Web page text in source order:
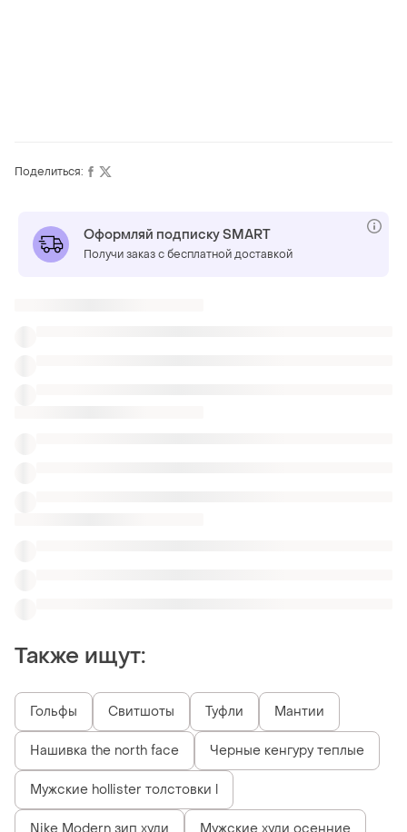
Поделиться:
Оформляй подписку SMART
Получи заказ с бесплатной доставкой
Также ищут:
Гольфы Свитшоты Туфли Мантии
Нашивка the north face Черные кенгуру теплые
Мужские hollister толстовки l